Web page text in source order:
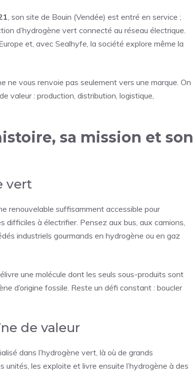
, son site de Bouin (Vendée) est entré en service ;
d’hydrogène vert connecté au réseau électrique.
et, avec Sealhyfe, la société explore même la
ne vous renvoie pas seulement vers une marque. On
valeur : production, distribution, logistique,
sa mission et son
vert
renouvelable suffisamment accessible pour
difficiles à électrifier. Pensez aux bus, aux camions,
industriels gourmands en hydrogène ou en gaz
une molécule dont les seuls sous-produits sont
d’origine fossile. Reste un défi constant : boucler
de valeur
dans l’hydrogène vert, là où de grands
les exploite et livre ensuite l’hydrogène à des